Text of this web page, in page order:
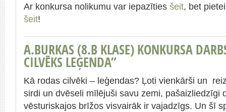
Ar konkursa nolikumu var iepazīties šeit, bet
šeit!
A.BURKAS (8.B KLASE) KONKURSA
CILVĒKS LEĢENDA”
Kā rodas cilvēki – leģendas? Ļoti vienkārši un
sirdi un dvēseli mīlējuši savu zemi, pašaizliedzīgi
vēsturiskajos brīžos visvairāk ir vajadzīgs. Un šī